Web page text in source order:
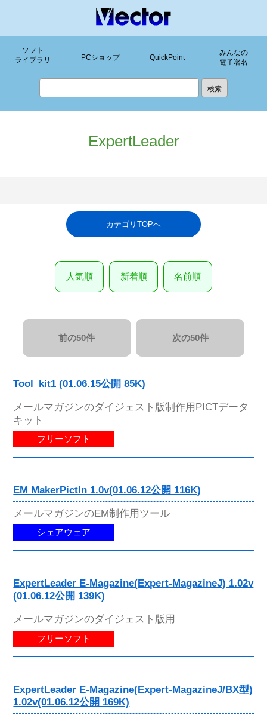
ソフト
ライブラリ
PCショップ QuickPoint
みんなの
電子署名
ExpertLeader
カテゴリTOPへ
人気順 新着順 名前順
前の50件 次の50件
Tool_kit1 (01.06.15公開 85K)
メールマガジンのダイジェスト版制作用PICTデータ
キット
フリーソフト
EM MakerPictIn 1.0v(01.06.12公開 116K)
メールマガジンのEM制作用ツール
シェアウェア
ExpertLeader E-Magazine(Expert-MagazineJ) 1.02v
(01.06.12公開 139K)
メールマガジンのダイジェスト版用
フリーソフト
ExpertLeader E-Magazine(Expert-MagazineJ/BX型)
1.02v(01.06.12公開 169K)